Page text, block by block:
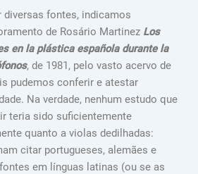
fontes, indicamos
de Rosário Martinez Los
en la plástica española durante la
, de 1981, pelo vasto acervo de
pudemos conferir e atestar
Na verdade, nenhum estudo que
teria sido suficientemente
quanto a violas dedilhadas:
citar portugueses, alemães e
em línguas latinas (ou se as